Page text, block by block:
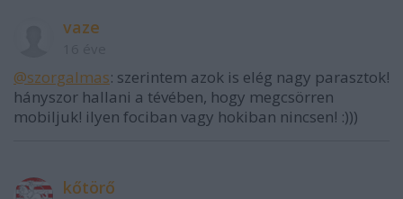
vaze
@szorgalmas: szerintem azok is elég nagy parasztok!
hányszor hallani a tévében, hogy megcsörren
mobiljuk! ilyen fociban vagy hokiban nincsen! :)))
kőtörő